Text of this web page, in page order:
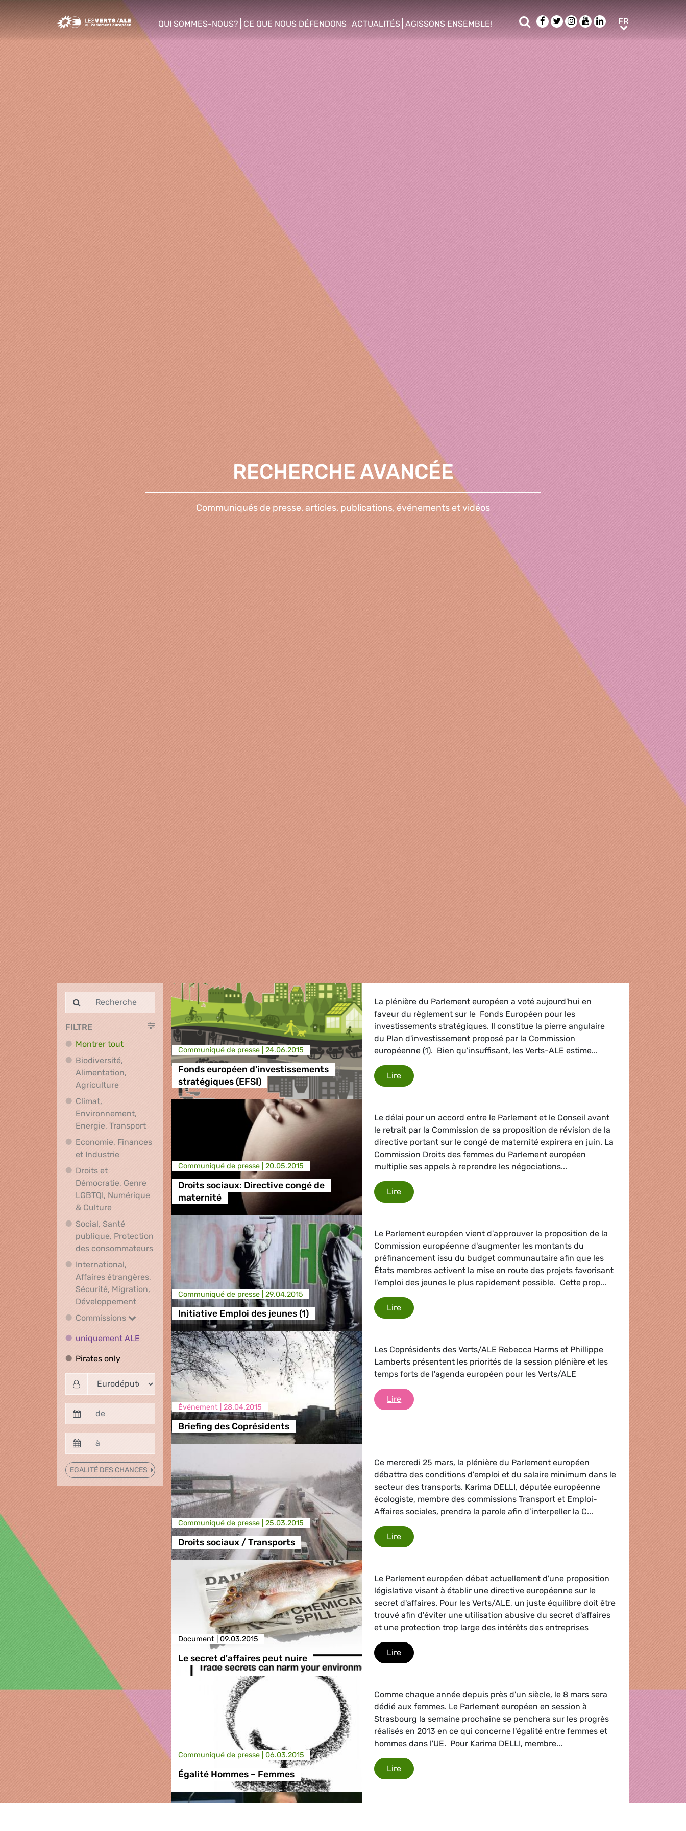
Greens/EFA Home
QUI SOMMES-NOUS?
show/hide sub menu
CE QUE NOUS DÉFENDONS
show/hide sub menu
ACTUALITÉS
show/hide sub menu
AGISSONS ENSEMBLE!
show/hide sub menu
Rechercher
Facebook
TwitterInstagram
YoutubeLinkedIn
FR FR
RECHERCHE AVANCÉE
Communiqués de presse, articles, publications, événements et vidéos
FILTRE
Montrer tout
Biodiversité,
Alimentation,
AgricultureBiodiversité, Alimentation, Agriculture
Climat,
Environnement,
Energie, TransportClimat, Environnement, Energie, Transport
Economie, Finances
et Industrie Economie, Finances et Industrie
Droits et
Démocratie, Genre
LGBTQI, Numérique
& CultureDroits et Démocratie, Genre LGBTQI, Numérique & Culture
Social, Santé
publique, Protection
des consommateursSocial, Santé publique, Protection des consommateurs
International,
Affaires étrangères,
Sécurité, Migration,
DéveloppementInternational, Affaires étrangères, Sécurité, Migration, Développement
Commissions
Commissions
uniquement ALE uniquement ALE
Pirates onlyPirates only
EGALITÉ DES CHANCES
Communiqué de presse | 24.06.2015
Fonds européen d'investissements
stratégiques (EFSI)
La plénière du Parlement européen a voté aujourd'hui en
faveur du règlement sur le Fonds Européen pour les
investissements stratégiques. Il constitue la pierre angulaire
du Plan d'investissement proposé par la Commission
européenne (1). Bien qu'insuffisant, les Verts-ALE estime...
LireFonds européen d'investissements stratégiques (EFSI)
Communiqué de presse | 20.05.2015
Droits sociaux: Directive congé de
maternité
Le délai pour un accord entre le Parlement et le Conseil avant
le retrait par la Commission de sa proposition de révision de la
directive portant sur le congé de maternité expirera en juin. La
Commission Droits des femmes du Parlement européen
multiplie ses appels à reprendre les négociations...
LireDroits sociaux: Directive congé de maternité
Communiqué de presse | 29.04.2015
Initiative Emploi des jeunes (1)
Le Parlement européen vient d'approuver la proposition de la
Commission européenne d'augmenter les montants du
préfinancement issu du budget communautaire afin que les
États membres activent la mise en route des projets favorisant
l'emploi des jeunes le plus rapidement possible. Cette prop...
LireInitiative Emploi des jeunes (1)
Événement | 28.04.2015
Briefing des Coprésidents
Les Coprésidents des Verts/ALE Rebecca Harms et Phillippe
Lamberts présentent les priorités de la session plénière et les
temps forts de l'agenda européen pour les Verts/ALE
LireBriefing des Coprésidents
Communiqué de presse | 25.03.2015
Droits sociaux / Transports
Ce mercredi 25 mars, la plénière du Parlement européen
débattra des conditions d'emploi et du salaire minimum dans le
secteur des transports. Karima DELLI, députée européenne
écologiste, membre des commissions Transport et Emploi-
Affaires sociales, prendra la parole afin d’interpeller la C...
LireDroits sociaux / Transports
Document | 09.03.2015
Le secret d'affaires peut nuire
Le Parlement européen débat actuellement d'une proposition
législative visant à établir une directive européenne sur le
secret d'affaires. Pour les Verts/ALE, un juste équilibre doit être
trouvé afin d'éviter une utilisation abusive du secret d'affaires
et une protection trop large des intérêts des entreprises
LireLe secret d'affaires peut nuire
Communiqué de presse | 06.03.2015
Égalité Hommes – Femmes
Comme chaque année depuis près d'un siècle, le 8 mars sera
dédié aux femmes. Le Parlement européen en session à
Strasbourg la semaine prochaine se penchera sur les progrès
réalisés en 2013 en ce qui concerne l'égalité entre femmes et
hommes dans l'UE. Pour Karima DELLI, membre...
LireÉgalité Hommes – Femmes